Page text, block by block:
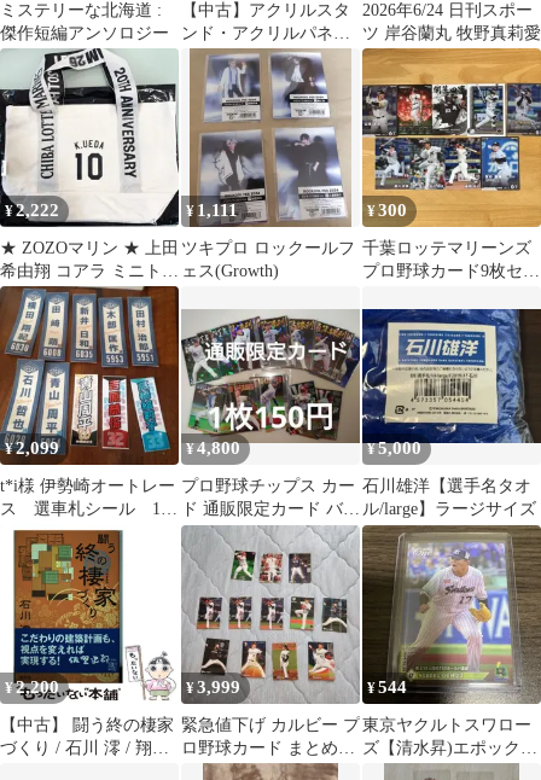
ミステリーな北海道 :
傑作短編アンソロジー
【中古】アクリルスタ
ンド・アクリルパネル
石川翔(八重樫剣介) ア
クリルスタンド
NOBLE FLOWERS Ver.
「LUNATIC FES 2025
～NOBLE FLOWERS
～」
2026年6/24 日刊スポー
ツ 岸谷蘭丸 牧野真莉愛
¥2,222
★ ZOZOマリン ★ 上田
希由翔 コアラ ミニトー
ト 千葉ロッテマリーン
ズ
¥ 1,111
ツキプロ ロックールフ
ェス(Growth)
¥300
千葉ロッテマリーンズ
プロ野球カード9枚セッ
¥2,099
t*i様 伊勢崎オートレー
ス 選車札シール 10
枚セット
¥4,800
プロ野球チップス カー
ド 通販限定カード バラ
売り可能Calbee
¥5,000
石川雄洋【選手名タオ
ル/large】ラージサイズ
¥ 2,200
【中古】 闘う終の棲家
づくり / 石川 澪 / 翔雲
¥3,999
緊急値下げ カルビー プ
ロ野球カード まとめ売
り約300枚
¥544
東京ヤクルトスワロー
ズ【清水昇)エポックワ